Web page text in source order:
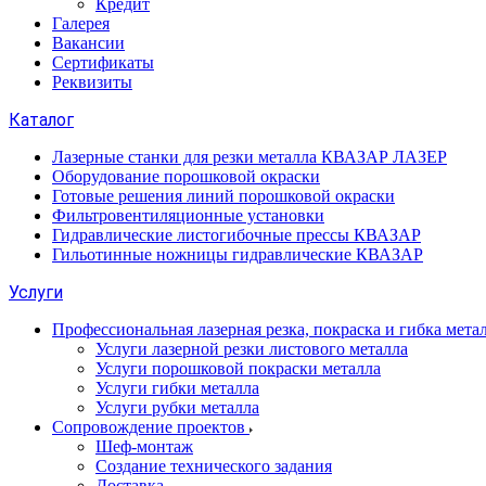
Кредит
Галерея
Вакансии
Сертификаты
Реквизиты
Каталог
Лазерные станки для резки металла КВАЗАР ЛАЗЕР
Оборудование порошковой окраски
Готовые решения линий порошковой окраски
Фильтровентиляционные установки
Гидравлические листогибочные прессы КВАЗАР
Гильотинные ножницы гидравлические КВАЗАР
Услуги
Профессиональная лазерная резка, покраска и гибка
Услуги лазерной резки листового металла
Услуги порошковой покраски металла
Услуги гибки металла
Услуги рубки металла
Сопровождение проектов
Шеф-монтаж
Создание технического задания